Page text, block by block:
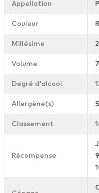
Appellation
Couleur
Millésime
Volume
Degré d'alcool
Allergène(s)
Classement
Récompense